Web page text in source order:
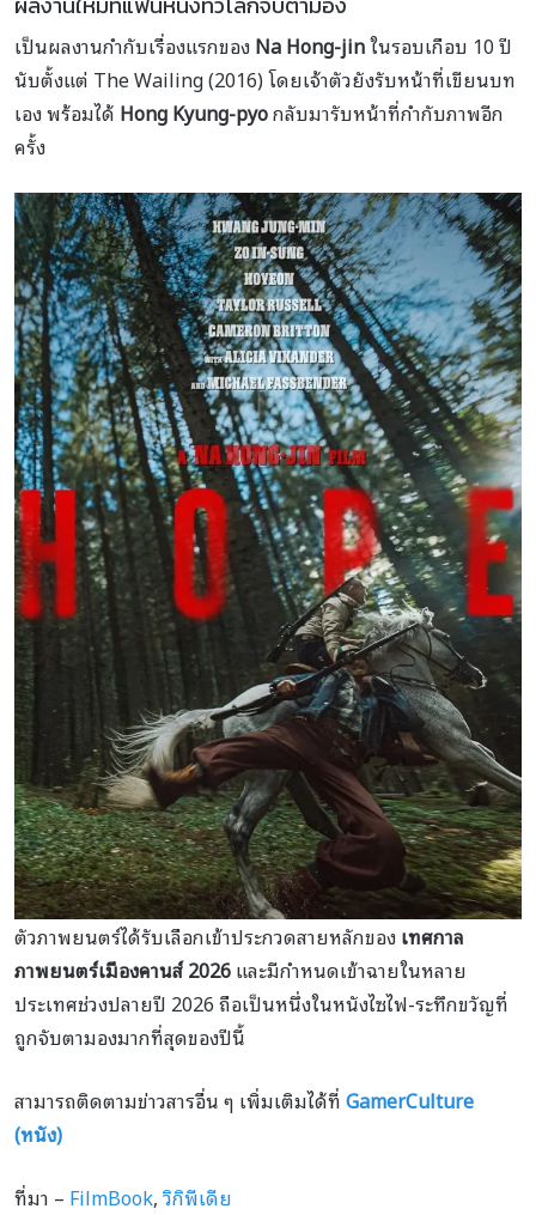
เป็นผลงานกำกับเรื่องแรกของNa Hong-jinในรอบเกือบ 10 ปี
นับตั้งแต่ The Wailing (2016) โดยเจ้าตัวยังรับหน้าที่เขียนบท
เอง พร้อมได้ Hong Kyung-pyoกลับมารับหน้าที่กำกับภาพอีก
ครั้ง
ตัวภาพยนตร์ได้รับเลือกเข้าประกวดสายหลักของเทศกาล
ภาพยนตร์เมืองคานส์ 2026และมีกำหนดเข้าฉายในหลาย
ประเทศช่วงปลายปี 2026 ถือเป็นหนึ่งในหนังไซไฟ-ระทึกขวัญที่
ถูกจับตามองมากที่สุดของปีนี้
สามารถติดตามข่าวสารอื่น ๆ เพิ่มเติมได้ที่GamerCulture
(หนัง)
ที่มา – FilmBook,วิกิพีเดีย